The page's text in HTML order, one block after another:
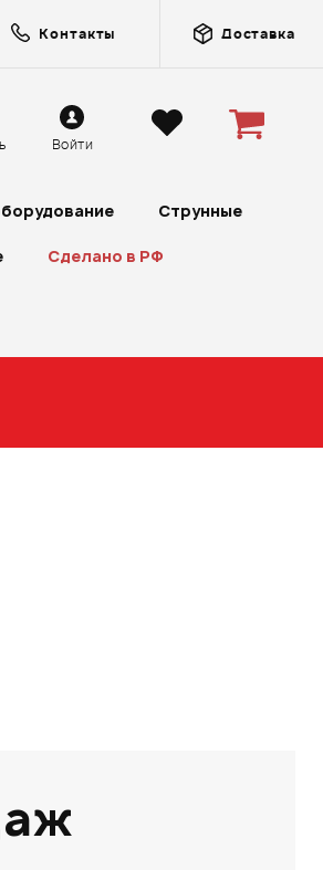
Контакты Доставка
Войти
Струнные
Сделано в РФ